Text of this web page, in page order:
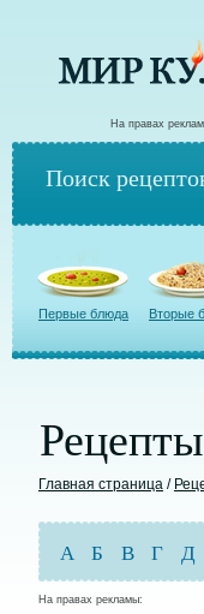
На правах
Поиск
Первые блюда Вторые
Главная страница /
А Б В Г Д
На правах рекламы: